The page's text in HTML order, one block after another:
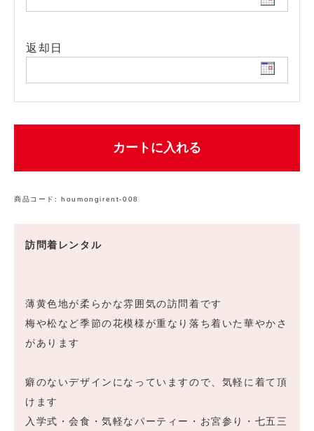
返却日
カートに入れる
商品コード:houmongirent-008
訪問着レンタル
薄黄色地が柔らかな雰囲気の訪問着です
梅や松など季節の花模様が重なり落ち着いた華やかさ
があります
癖のないデザインになっていますので、気軽に着て頂
けます
入学式・会食・気軽なパーティー・お宮参り・七五三